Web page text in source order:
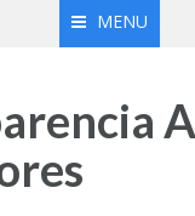
MENU